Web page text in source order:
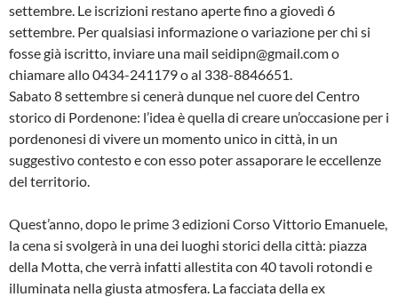
settembre. Le iscrizioni restano aperte fino a giovedì 6
settembre. Per qualsiasi informazione o variazione per chi si
fosse già iscritto, inviare una mail seidipn@gmail.com o
chiamare allo 0434-241179 o al 338-8846651.
Sabato 8 settembre si cenerà dunque nel cuore del Centro
storico di Pordenone: l’idea è quella di creare un’occasione per i
pordenonesi di vivere un momento unico in città, in un
suggestivo contesto e con esso poter assaporare le eccellenze
del territorio.
Quest’anno, dopo le prime 3 edizioni Corso Vittorio Emanuele,
la cena si svolgerà in una dei luoghi storici della città: piazza
della Motta, che verrà infatti allestita con 40 tavoli rotondi e
illuminata nella giusta atmosfera. La facciata della ex